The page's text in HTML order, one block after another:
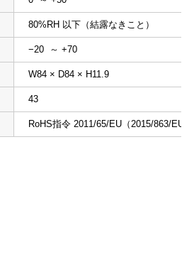
80%RH 以下（結露なきこと）
−20 ～ +70
W84 × D84 × H11.9
43
RoHS指令 2011/65/EU（2015/863/EU